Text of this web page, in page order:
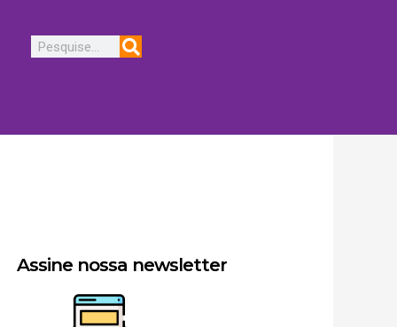
Assine nossa newsletter